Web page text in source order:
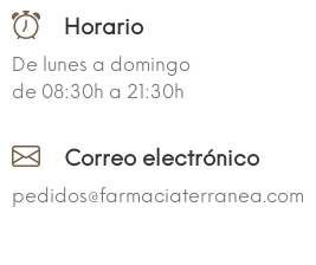
Horario
De lunes a domingo
de 08:30h a 21:30h
Correo electrónico
pedidos@farmaciaterranea.com